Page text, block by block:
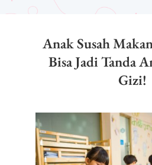
Anak Susah
Bisa Jadi Tanda
Gizi!